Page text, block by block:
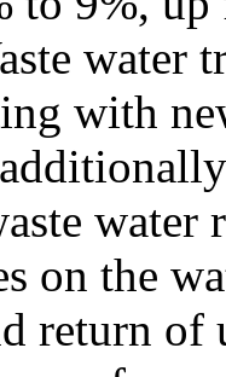
water
with
water
on the
return